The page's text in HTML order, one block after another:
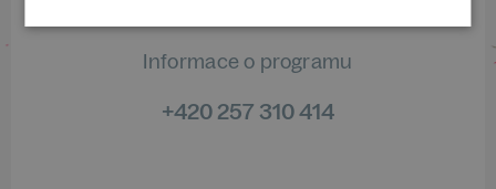
Informace o programu
+420 257 310 414